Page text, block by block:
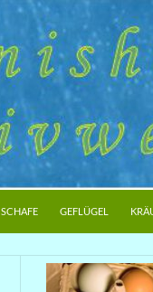
SCHAFE GEFLÜGEL